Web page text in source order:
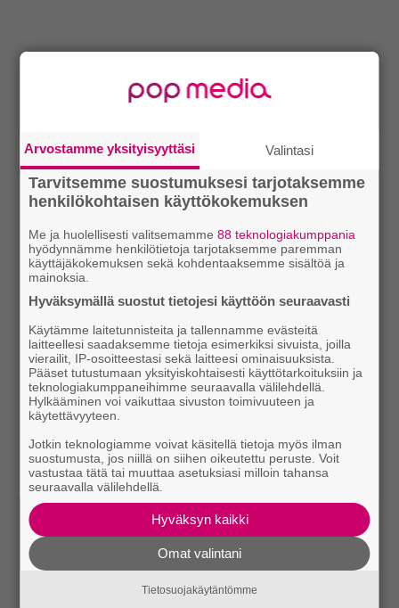
Arvostamme yksityisyyttäsi Valintasi
Tarvitsemme suostumuksesi tarjotaksemme
henkilökohtaisen käyttökokemuksen
Me ja huolellisesti valitsemamme88 teknologiakumppania
hyödynnämme henkilötietoja tarjotaksemme paremman
käyttäjäkokemuksen sekä kohdentaaksemme sisältöä ja
mainoksia.
Hyväksymällä suostut tietojesi käyttöön seuraavasti
Käytämme laitetunnisteita ja tallennamme evästeitä
laitteellesi saadaksemme tietoja esimerkiksi sivuista, joilla
vierailit, IP-osoitteestasi sekä laitteesi ominaisuuksista.
Pääset tutustumaan yksityiskohtaisesti käyttötarkoituksiin ja
teknologiakumppaneihimme seuraavalla välilehdellä.
Hylkääminen voi vaikuttaa sivuston toimivuuteen ja
käytettävyyteen.
Jotkin teknologiamme voivat käsitellä tietoja myös ilman
suostumusta, jos niillä on siihen oikeutettu peruste. Voit
vastustaa tätä tai muuttaa asetuksiasi milloin tahansa
seuraavalla välilehdellä.
Hyväksyn kaikki
Omat valintani
Tietosuojakäytäntömme